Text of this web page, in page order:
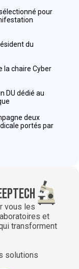
pour
du
la chaire Cyber
DU dédié au
deux
portés par
vous les
et
transforment
solutions